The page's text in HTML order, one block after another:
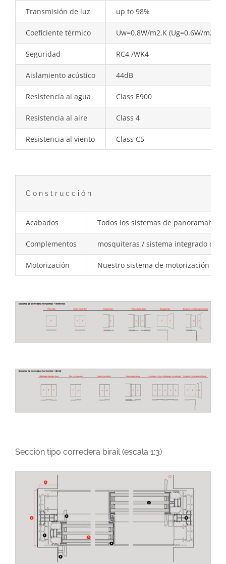
Transmisión de luz up to 98%
Coeficiente térmico Uw=0.8W/m2.K (Ug=0.6W/m2.K
Seguridad RC4 /WK4
Aislamiento acústico 44dB
Resistencia al agua Class E900
Resistencia al aire Class 4
Resistencia al viento Class C5
Construcción
Acabados Todos los sistemas de panoramah!
Complementos mosquiteras / sistema integrado de
Motorización Nuestro sistema de motorización se
Sección tipo corredera birail (escala 1:3)